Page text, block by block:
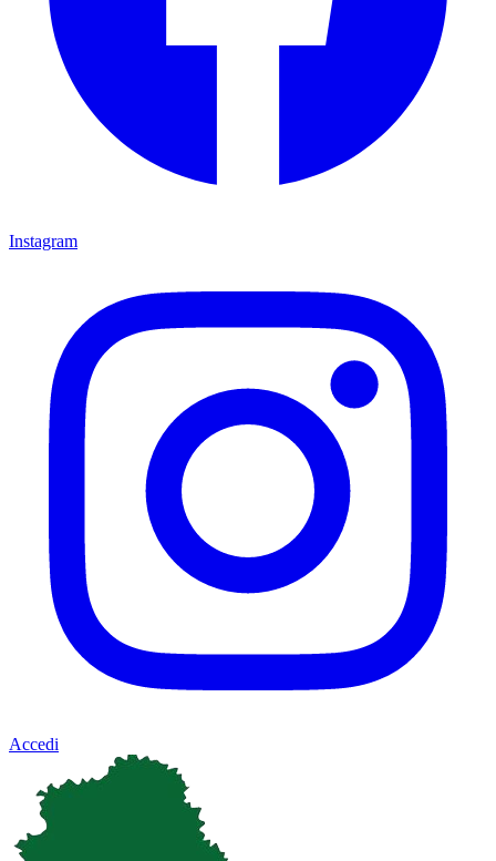
Instagram
Accedi